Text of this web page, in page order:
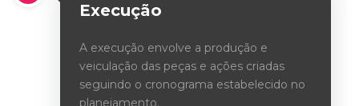
Execução
A execução envolve a produção e
veiculação das peças e ações criadas
seguindo o cronograma estabelecido no
planejamento.